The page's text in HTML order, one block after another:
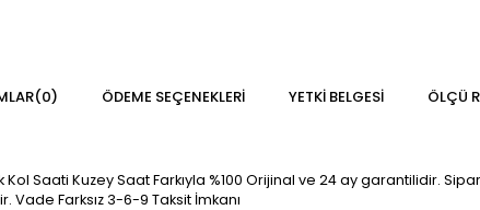
(0) ÖDEME SEÇENEKLERI YETKİ BELGESİ ÖLÇÜ
Kol Saati Kuzey Saat Farkıyla %100 Orijinal ve 24 ay garantilidir.
Farksız 3-6-9 Taksit İmkanı